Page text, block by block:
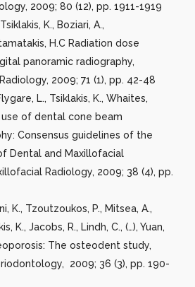
2009; 80 (12), pp. 1911-1919
K., Boziari, A.,
H.C Radiation dose
panoramic radiography,
2009; 71 (1), pp. 42-48
L., Tsiklakis, K., Whaites,
use of dental cone beam
Consensus guidelines of the
Dental and Maxillofacial
Radiology, 2009; 38 (4), pp.
K., Tzoutzoukos, P., Mitsea, A.,
K., Jacobs, R., Lindh, C., (…), Yuan,
The osteodent study,
2009; 36 (3), pp. 190-